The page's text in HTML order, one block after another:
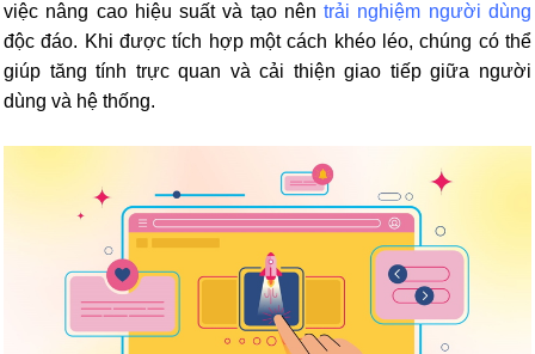
việc nâng cao hiệu suất và tạo nêntrải nghiệm người dùng
độc đáo. Khi được tích hợp một cách khéo léo, chúng có thể
giúp tăng tính trực quan và cải thiện giao tiếp giữa người
dùng và hệ thống.